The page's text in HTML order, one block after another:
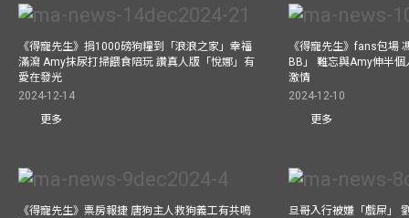
《得寵先生》捐1000磅狗糧到「浪浪之家」幸福
滿瀉 Amy抹尿打掃餵食陪玩 讚真人版「悅娜」有
愛在發光
2024-12-14
更多
《得寵先生》fans包場
BB」 難忘與Amy伸半
激情
2024-12-10
更多
《得寵先生》票房報捷 唐狗主人救狗義工有共鳴
旦哥入行被嫌「戲屎」